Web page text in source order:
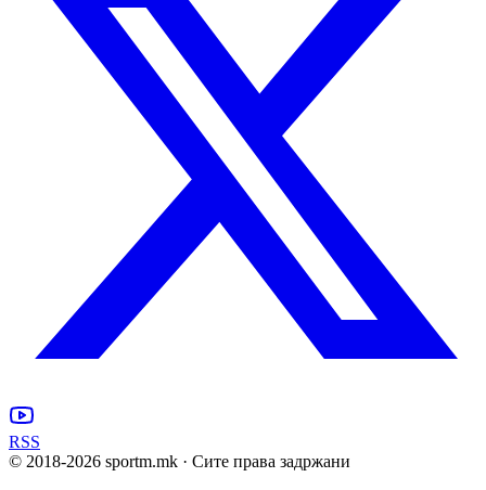
RSS
© 2018-2026 sportm.mk · Сите права задржани